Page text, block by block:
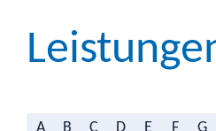
A B C D E F G